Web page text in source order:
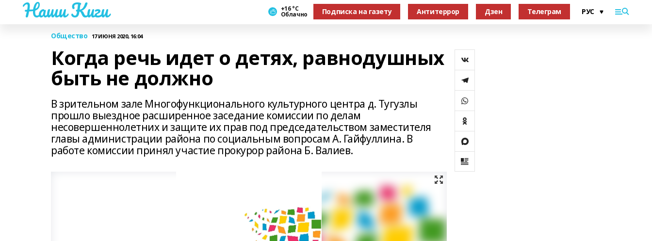
Наши Киги +16 °С
Облачно Подписка на газету Антитеррор Дзен Телеграм
Общество 17 ИЮНЯ 2020, 16:04
Когда речь идет о детях, равнодушных
быть не должно
В зрительном зале Многофункционального культурного центра д. Тугузлы
прошло выездное расширенное заседание комиссии по делам
несовершеннолетних и защите их прав под председательством заместителя
главы администрации района по социальным вопросам А. Гайфуллина. В
работе комиссии принял участие прокурор района Б. Валиев.